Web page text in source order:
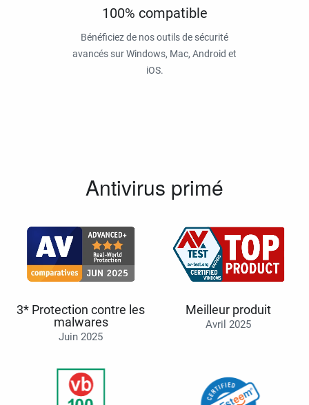
100% compatible
Bénéficiez de nos outils de sécurité
avancés sur Windows, Mac, Android et
iOS.
Antivirus primé
3* Protection contre les
malwares
Juin 2025
Meilleur produit
Avril 2025